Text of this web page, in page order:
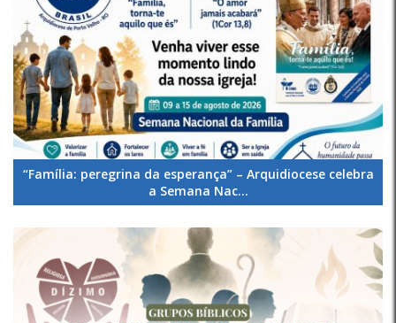
“Família: peregrina da esperança” – Arquidiocese celebra
a Semana Nac...